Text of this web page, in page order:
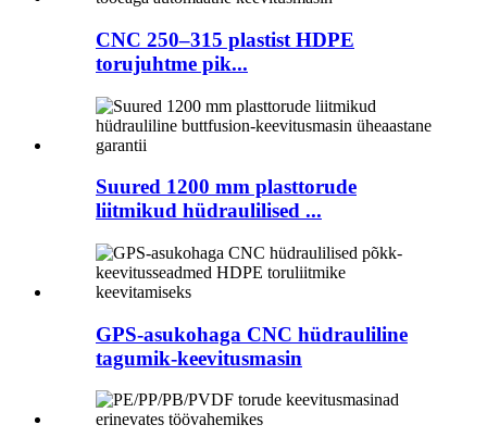
CNC 250–315 plastist HDPE
torujuhtme pik...
Suured 1200 mm plasttorude
liitmikud hüdraulilised ...
GPS-asukohaga CNC hüdrauliline
tagumik-keevitusmasin